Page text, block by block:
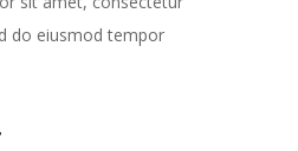
do eiusmod tempor